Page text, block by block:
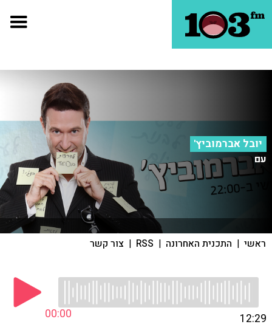
יובל אברמוביץ'
עם
ראשי | התכנית האחרונה |
RSS
| צור קשר
00:00 12:29